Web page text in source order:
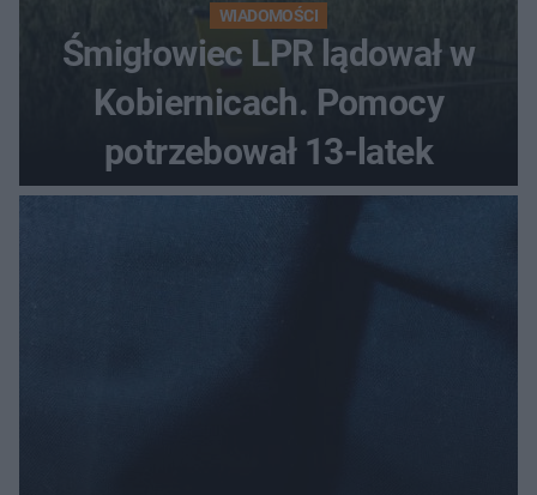
WIADOMOŚCI
Śmigłowiec LPR lądował w
Kobiernicach. Pomocy
potrzebował 13-latek